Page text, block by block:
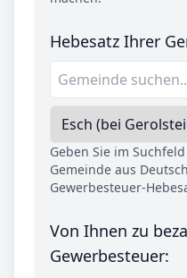
Hebesatz Ihrer
Geben Sie im
Gemeinde aus
Gewerbesteuer-
Von Ihnen zu
Gewerbesteuer: